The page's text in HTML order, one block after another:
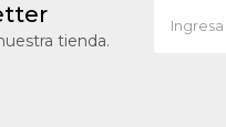
tienda.